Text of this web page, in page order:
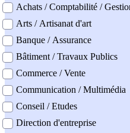
professionel
Achats / Comptabilité /
Arts / Artisanat d'art
Banque / Assurance
Bâtiment / Travaux Publics
Commerce / Vente
Communication / Multimédia
Conseil / Etudes
Direction d'entreprise